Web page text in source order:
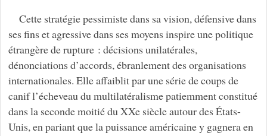
Cette stratégie pessimiste dans sa vision, défensive dans
ses fins et agressive dans ses moyens inspire une politique
étrangère de rupture : décisions unilatérales,
dénonciations d’accords, ébranlement des organisations
internationales. Elle affaiblit par une série de coups de
canif l’écheveau du multilatéralisme patiemment constitué
dans la seconde moitié du XXe siècle autour des États-
Unis, en pariant que la puissance américaine y gagnera en